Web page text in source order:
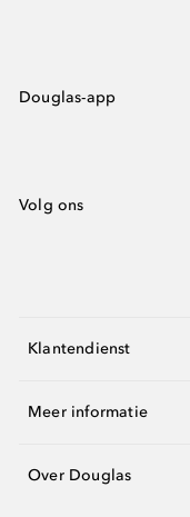
Douglas-app
Volg ons
Klantendienst
Meer informatie
Over Douglas